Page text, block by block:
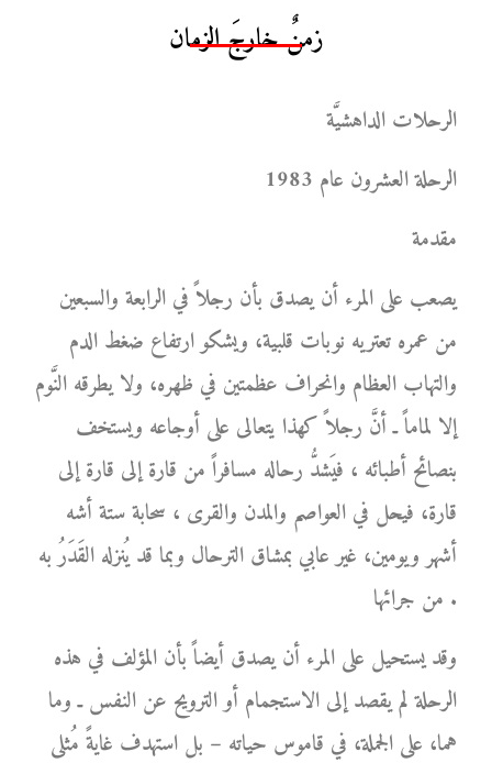
زمنٌ خارجَ الزمان
الرحلات الداهشيَّة
الرحلة العشرون عام 1983
مقدمة
يصعب على المرء أن يصدق بأن رجلاً في الرابعة والسبعين
من عمره تعتريه نوبات قلبية، ويشكو ارتفاع ضغط الدم
والتهاب العظام وانحراف عظمتين في ظهره، ولا يطرقه النَّوم
إلا لماماً ـ أنَّ رجلاً كهذا يتعالى على أوجاعه ويستخف
بنصائح أطبائه ، فيَشدُّ رحاله مسافراً من قارة إلى قارة إلى
قارة، فيحل في العواصم والمدن والقرى ، سحابة ستة أشه
أشهر ويومين، غير عابي بمشاق الترحال وبما قد يُنزله القَدَرُ به
من جرائها .
وقد يستحيل على المرء أن يصدق أيضاً بأن المؤلف في هذه
الرحلة لم يقصد إلى الاستجمام أو الترويح عن النفس ـ وما
هما، على الجملة، في قاموس حياته – بل استهدف غايةً مُثلى